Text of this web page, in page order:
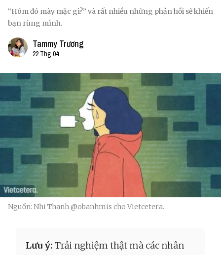
“Hôm đó mày mặc gì?” và rất nhiều những phản hồi sẽ khiến
bạn rùng mình.
Tammy Trương
22 Thg 04
Nguồn: Nhi Thanh @obanhmis cho Vietcetera.
Lưu ý: Trải nghiệm thật mà các nhân